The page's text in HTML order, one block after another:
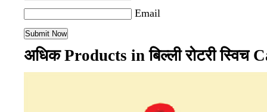
Email
अधिक Products in बिल्ली रोटरी स्विच